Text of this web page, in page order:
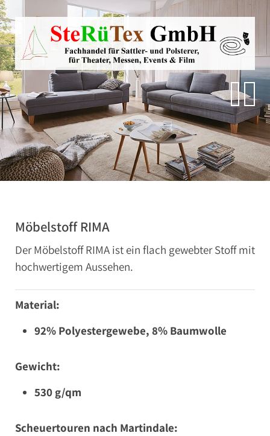
Direkt zur Hauptnavigation springen
Direkt zum Inhalt springen
Zur Unternavigation springen
Möbelstoff RIMA
Der Möbelstoff RIMA ist ein flach gewebter Stoff mit
hochwertigem Aussehen.
Material:
92% Polyestergewebe, 8% Baumwolle
Gewicht:
530 g/qm
Scheuertouren nach Martindale:
SteRüTex
Planen- & Persenningstoffe
Reißverschlüsse
Artikel um die Persenning
Polstermaterialien
Autohimmelstoffe